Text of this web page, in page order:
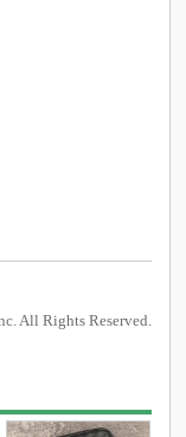
All Rights Reserved.